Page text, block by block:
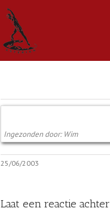
Ingezonden door: Wim
25/06/2003
Laat een reactie achter